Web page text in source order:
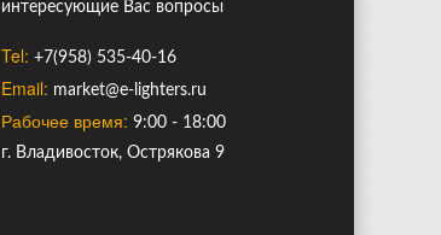
интересующие Вас вопросы
Tel: +7(958) 535-40-16
Email: market@e-lighters.ru
Рабочее время: 9:00 - 18:00
г. Владивосток, Острякова 9